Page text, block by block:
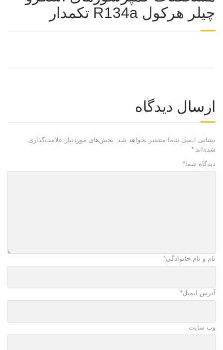
چیلر هرکول R134a تکمدار
ارسال دیدگاه
نشانی ایمیل شما منتشر نخواهد شد.
بخش‌های موردنیاز علامت‌گذاری
شده‌اند *
دیدگاه شما*
نام و نام خانوادگی*
آدرس ایمیل*
وب سایت